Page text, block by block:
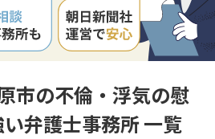
市の不倫・浮気の慰
弁護士事務所 一覧